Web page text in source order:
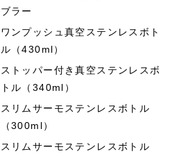
ブラー
ワンプッシュ真空ステンレスボト
ル（430ml）
ストッパー付き真空ステンレスボ
トル（340ml）
スリムサーモステンレスボトル
（300ml）
スリムサーモステンレスボトル